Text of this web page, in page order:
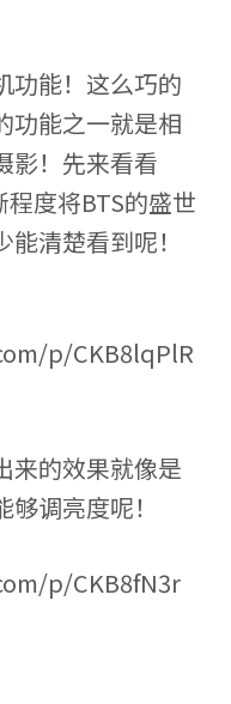
功能！这么巧的
功能之一就是相
影！先来看看
度将BTS的盛世
清楚看到呢！
p/CKB8lqPlR
来的效果就像是
调亮度呢！
p/CKB8fN3r